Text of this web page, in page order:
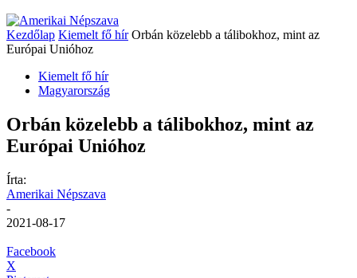
Kezdőlap Kiemelt fő hír Orbán közelebb a tálibokhoz, mint az
Európai Unióhoz
Kiemelt fő hír
Magyarország
Orbán közelebb a tálibokhoz, mint az
Európai Unióhoz
Írta:
Amerikai Népszava
-
2021-08-17
Facebook
X